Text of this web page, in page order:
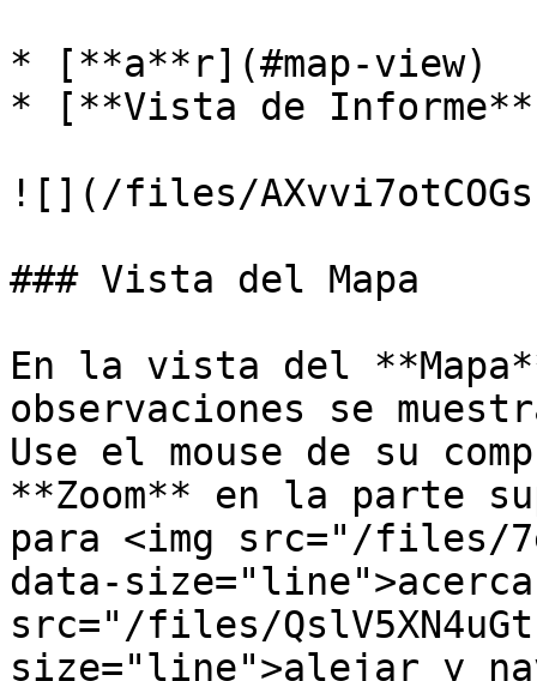
* [**a**r](#map-view)
* [**Vista de
![](/files/
### Vista del Mapa
En la vista del
observaciones se
Use el mouse de su
**Zoom** en la parte
para <img src="/files/
data-
src="/files/
size="line">alejar y